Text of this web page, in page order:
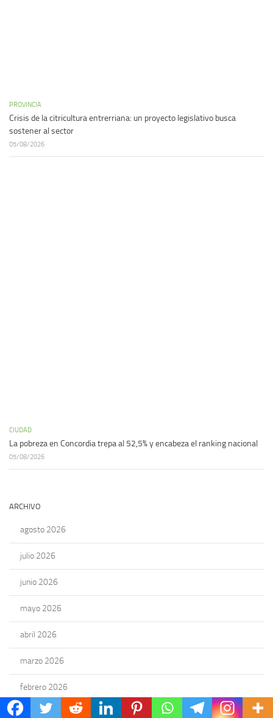
PROVINCIA
Crisis de la citricultura entrerriana: un proyecto legislativo busca
sostener al sector
05/08/2026
CIUDAD
La pobreza en Concordia trepa al 52,5% y encabeza el ranking nacional
05/08/2026
ARCHIVO
agosto 2026
julio 2026
junio 2026
mayo 2026
abril 2026
marzo 2026
febrero 2026
enero 2026